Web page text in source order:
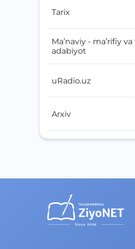
Tarix
Ma’naviy - ma’rifiy va tarbiyaviy
adabiyot
uRadio.uz
Arxiv